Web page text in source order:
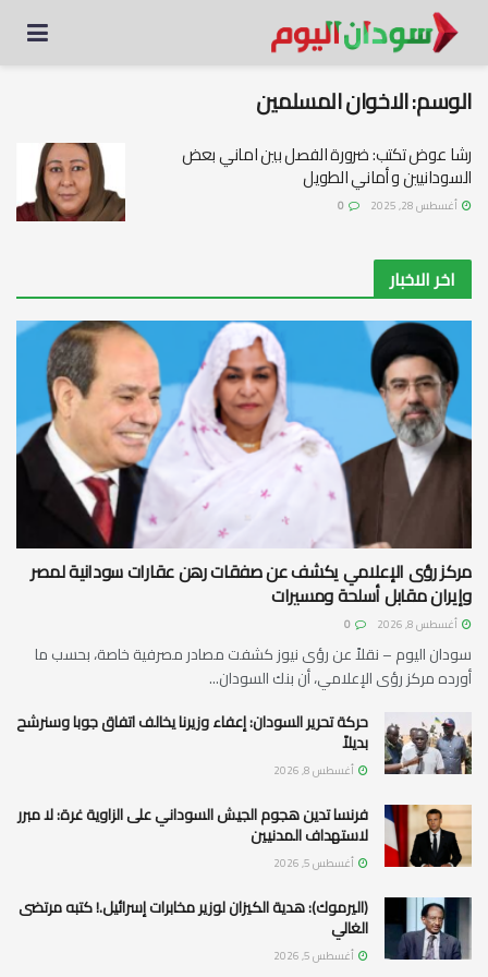
الوسم:الاخوان المسلمين
رشا عوض تكتب: ضرورة الفصل بين اماني بعض
السودانيين و أماني الطويل
أغسطس 28, 2025
اخر الاخبار
مركز رؤى الإعلامي يكشف عن صفقات رهن عقارات سودانية لمصر
وإيران مقابل أسلحة ومسيرات
أغسطس 8, 2026
سودان اليوم – نقلاً عن رؤى نيوز كشفت مصادر مصرفية خاصة، بحسب ما
أورده مركز رؤى الإعلامي، أن بنك السودان...
حركة تحرير السودان: إعفاء وزيرنا يخالف اتفاق جوبا وسنرشح
بديلاً
أغسطس 8, 2026
فرنسا تدين هجوم الجيش السوداني على الزاوية غرة: لا مبرر
لاستهداف المدنيين
أغسطس 5, 2026
(اليرموك): هدية الكيزان لوزير مخابرات إسرائيل.! كتبه مرتضى
الغالي
أغسطس 5, 2026